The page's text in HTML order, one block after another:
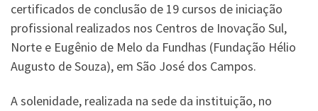
certificados de conclusão de 19 cursos de iniciação
profissional realizados nos Centros de Inovação Sul,
Norte e Eugênio de Melo da Fundhas (Fundação Hélio
Augusto de Souza), em São José dos Campos.
A solenidade, realizada na sede da instituição, no